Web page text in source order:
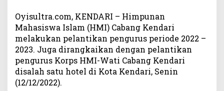
I
C
a
b
a
n
g
Oyisultra.com, KENDARI – Himpunan
Mahasiswa Islam (HMI) Cabang Kendari
melakukan pelantikan pengurus periode 2022 –
2023. Juga dirangkaikan dengan pelantikan
pengurus Korps HMI-Wati Cabang Kendari
disalah satu hotel di Kota Kendari, Senin
(12/12/2022).